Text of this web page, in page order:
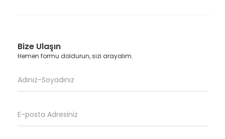
Bize Ulaşın
Hemen formu doldurun, sizi arayalım.